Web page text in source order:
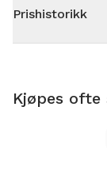
Prishistorikk
Kjøpes ofte